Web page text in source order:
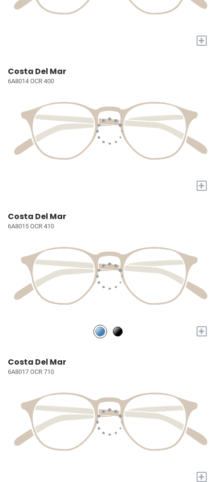
+
Costa Del Mar
6A8014 OCR 400
+
Costa Del Mar
6A8015 OCR 410
+
Costa Del Mar
6A8017 OCR 710
+